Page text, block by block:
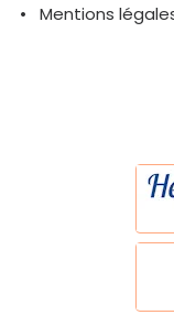
Mentions